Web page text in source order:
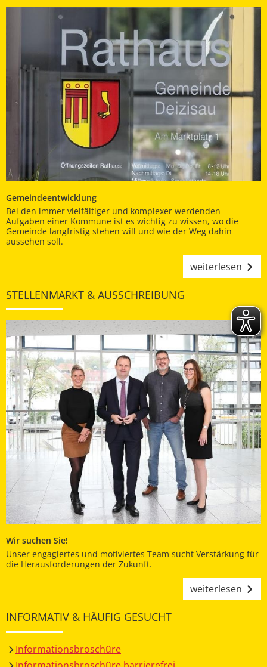
Gemeindeentwicklung
Bei den immer vielfältiger und komplexer werdenden
Aufgaben einer Kommune ist es wichtig zu wissen, wo die
Gemeinde langfristig stehen will und wie der Weg dahin
aussehen soll.
weiterlesen
STELLENMARKT & AUSSCHREIBUNG
Wir suchen Sie!
Unser engagiertes und motiviertes Team sucht Verstärkung für
die Herausforderungen der Zukunft.
weiterlesen
INFORMATIV & HÄUFIG GESUCHT
Informationsbroschüre